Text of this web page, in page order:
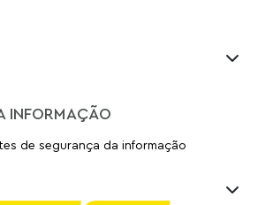
INFORMAÇÃO
de segurança da informação